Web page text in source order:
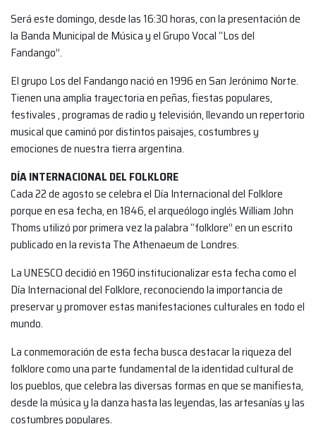
Será este domingo, desde las 16:30 horas, con la presentación de
la Banda Municipal de Música y el Grupo Vocal “Los del
Fandango”.
El grupo Los del Fandango nació en 1996 en San Jerónimo Norte.
Tienen una amplia trayectoria en peñas, fiestas populares,
festivales , programas de radio y televisión, llevando un repertorio
musical que caminó por distintos paisajes, costumbres y
emociones de nuestra tierra argentina.
DÍA INTERNACIONAL DEL FOLKLORE
Cada 22 de agosto se celebra el Día Internacional del Folklore
porque en esa fecha, en 1846, el arqueólogo inglés William John
Thoms utilizó por primera vez la palabra “folklore” en un escrito
publicado en la revista The Athenaeum de Londres.
La UNESCO decidió en 1960 institucionalizar esta fecha como el
Día Internacional del Folklore, reconociendo la importancia de
preservar y promover estas manifestaciones culturales en todo el
mundo.
La conmemoración de esta fecha busca destacar la riqueza del
folklore como una parte fundamental de la identidad cultural de
los pueblos, que celebra las diversas formas en que se manifiesta,
desde la música y la danza hasta las leyendas, las artesanías y las
costumbres populares.